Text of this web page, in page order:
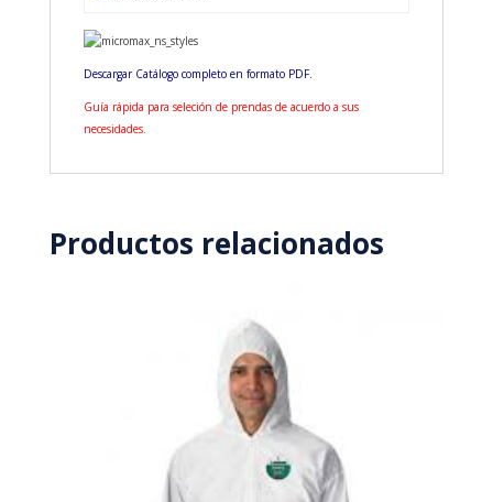
Descargar Catálogo completo en formato PDF.
Guía rápida para seleción de prendas de acuerdo a sus
necesidades.
Productos relacionados